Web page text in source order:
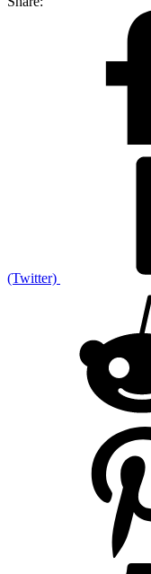
(Twitter)